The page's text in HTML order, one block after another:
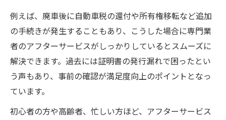
例えば、廃車後に自動車税の還付や所有権移転など追加
の手続きが発生することもあり、こうした場合に専門業
者のアフターサービスがしっかりしているとスムーズに
解決できます。過去には証明書の発行漏れで困ったとい
う声もあり、事前の確認が満足度向上のポイントとなっ
ています。
初心者の方や高齢者、忙しい方ほど、アフターサービス